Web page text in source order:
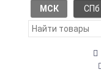
МСК СПб